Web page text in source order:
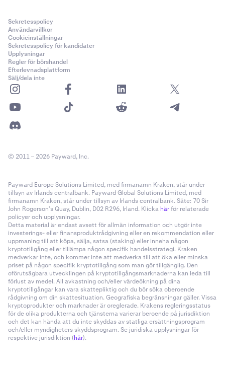
Sekretesspolicy
Användarvillkor
Cookieinställningar
Sekretesspolicy för kandidater
Upplysningar
Regler för börshandel
Efterlevnadsplattform
Sälj/dela inte
© 2011 – 2026 Payward, Inc.
Payward Europe Solutions Limited, med firmanamn Kraken, står under
tillsyn av Irlands centralbank. Payward Global Solutions Limited, med
firmanamn Kraken, står under tillsyn av Irlands centralbank. Säte: 70 Sir
John Rogerson’s Quay, Dublin, D02 R296, Irland. Klicka härför relaterade
policyer och upplysningar.
Detta material är endast avsett för allmän information och utgör inte
investerings- eller finansproduktrådgivning eller en rekommendation eller
uppmaning till att köpa, sälja, satsa (staking) eller inneha någon
kryptotillgång eller tillämpa någon specifik handelsstrategi. Kraken
medverkar inte, och kommer inte att medverka till att öka eller minska
priset på någon specifik kryptotillgång som man gör tillgänglig. Den
oförutsägbara utvecklingen på kryptotillgångsmarknaderna kan leda till
förlust av medel. All avkastning och/eller värdeökning på dina
kryptotillgångar kan vara skattepliktig och du bör söka oberoende
rådgivning om din skattesituation. Geografiska begränsningar gäller. Vissa
kryptoprodukter och marknader är oreglerade. Krakens regleringsstatus
för de olika produkterna och tjänsterna varierar beroende på jurisdiktion
och det kan hända att du inte skyddas av statliga ersättningsprogram
och/eller myndigheters skyddsprogram. Se juridiska upplysningar för
respektive jurisdiktion (här).